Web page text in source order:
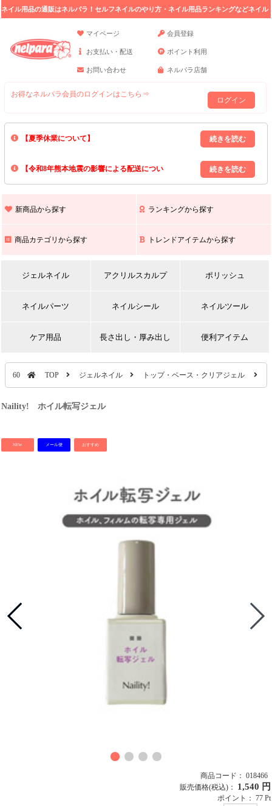
ネイル用品の通販はネルパラ！セルフネイルのやり方・ネイル用品ランキングなどネイル
マイページ
会員登録
お支払い・配送 ポイント利用
お問い合わせ ネルパラ店舗
お得なネルパラ会員のログインはこちら⇒
ログイン
【夏季休業について】
8/13(木)～8/16(日)の間｢出荷業務・お問い合わせ業務｣はお休みいたしま
上記期間中のご注文・お問い合わせは8/17(月)以降の対応となりますので
【令和8年熊本地震の影響による配送につい
また､ 九州全域でお荷物のお届けに遅延が生じております｡
新商品から探す ランキングから探す
商品カテゴリから探す トレンドアイテムから探す
ジェルネイル アクリルスカルプ ポリッシュ
ネイルパーツ ネイルシール ネイルツール
ケア用品 長さ出し・厚み出し 便利アイテム
60 TOP ジェルネイル トップ・ベース・クリアジェル
Naility! ホイル転写ジェル
NEW メール便 おすすめ
商品コード： 018466
販売価格(税込)： 1,540 円
ポイント： 77 Pt